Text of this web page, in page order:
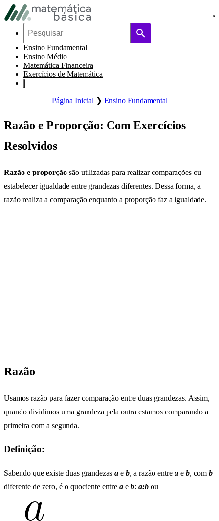
Pular para navegação primária
Pular para o conteúdo principal
Pular Rodapé
Ensino Fundamental
Ensino Médio
Matemática Financeira
Exercícios de Matemática
Página Inicial ❯ Ensino Fundamental
Razão e Proporção: Com Exercícios
Resolvidos
Razão e proporção são utilizadas para realizar comparações ou
estabelecer igualdade entre grandezas diferentes. Dessa forma, a
razão realiza a comparação enquanto a proporção faz a igualdade.
Razão
Usamos razão para fazer comparação entre duas grandezas. Assim,
quando dividimos uma grandeza pela outra estamos comparando a
primeira com a segunda.
Definição:
Sabendo que existe duas grandezas a e b, a razão entre a e b, com b
diferente de zero, é o quociente entre a e b: a:b ou